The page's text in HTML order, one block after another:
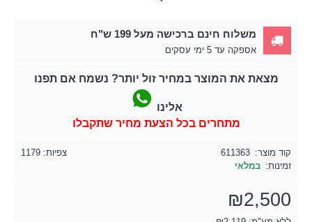
משלוח חינם ברכישה מעל 199 ש"ח
אספקה עד 5 ימי עסקים
מצאת את המוצר במחיר זול יותר? נשמח אם תפנו
אלינו
מתחרים בכל הצעת מחיר שתקבלו
צפיות: 1179 קוד מוצר: 611363
זמינות: במלאי
₪2,500